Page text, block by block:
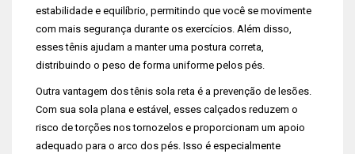
estabilidade e equilíbrio, permitindo que você se movimente
com mais segurança durante os exercícios. Além disso,
esses tênis ajudam a manter uma postura correta,
distribuindo o peso de forma uniforme pelos pés.
Outra vantagem dos tênis sola reta é a prevenção de lesões.
Com sua sola plana e estável, esses calçados reduzem o
risco de torções nos tornozelos e proporcionam um apoio
adequado para o arco dos pés. Isso é especialmente